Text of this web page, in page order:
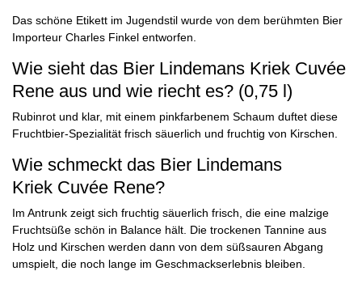
Das schöne Etikett im Jugendstil wurde von dem berühmten Bier
Importeur Charles Finkel entworfen.
Wie sieht das Bier Lindemans Kriek Cuvée
Rene aus und wie riecht es? (0,75 l)
Rubinrot und klar, mit einem pinkfarbenem Schaum duftet diese
Fruchtbier-Spezialität frisch säuerlich und fruchtig von Kirschen.
Wie schmeckt das Bier Lindemans
Kriek Cuvée Rene?
Im Antrunk zeigt sich fruchtig säuerlich frisch, die eine malzige
Fruchtsüße schön in Balance hält. Die trockenen Tannine aus
Holz und Kirschen werden dann von dem süßsauren Abgang
umspielt, die noch lange im Geschmackserlebnis bleiben.